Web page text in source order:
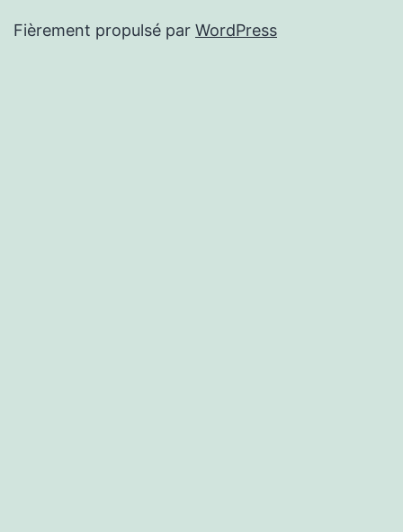
Fièrement propulsé par WordPress